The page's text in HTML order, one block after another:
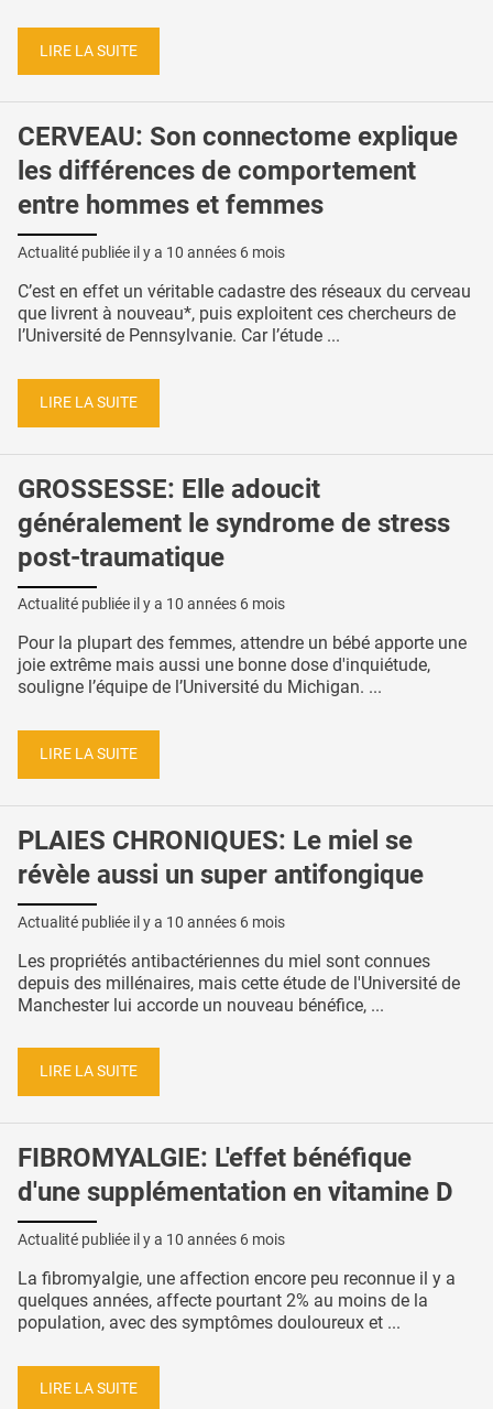
LIRE LA SUITE
CERVEAU: Son connectome explique
les différences de comportement
entre hommes et femmes
Actualité publiée il y a 10 années 6 mois
C’est en effet un véritable cadastre des réseaux du cerveau
que livrent à nouveau*, puis exploitent ces chercheurs de
l’Université de Pennsylvanie. Car l’étude ...
LIRE LA SUITE
GROSSESSE: Elle adoucit
généralement le syndrome de stress
post-traumatique
Actualité publiée il y a 10 années 6 mois
Pour la plupart des femmes, attendre un bébé apporte une
joie extrême mais aussi une bonne dose d'inquiétude,
souligne l’équipe de l’Université du Michigan. ...
LIRE LA SUITE
PLAIES CHRONIQUES: Le miel se
révèle aussi un super antifongique
Actualité publiée il y a 10 années 6 mois
Les propriétés antibactériennes du miel sont connues
depuis des millénaires, mais cette étude de l'Université de
Manchester lui accorde un nouveau bénéfice, ...
LIRE LA SUITE
FIBROMYALGIE: L'effet bénéfique
d'une supplémentation en vitamine D
Actualité publiée il y a 10 années 6 mois
La fibromyalgie, une affection encore peu reconnue il y a
quelques années, affecte pourtant 2% au moins de la
population, avec des symptômes douloureux et ...
LIRE LA SUITE